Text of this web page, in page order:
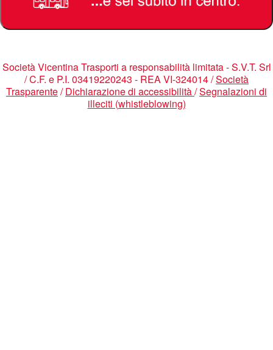
Società Vicentina Trasporti a responsabilità limitata - S.V.T. Srl
/ C.F. e P.I. 03419220243 - REA VI-324014 /Società
Trasparente/Dichiarazione di accessibilità/Segnalazioni di
illeciti (whistleblowing)